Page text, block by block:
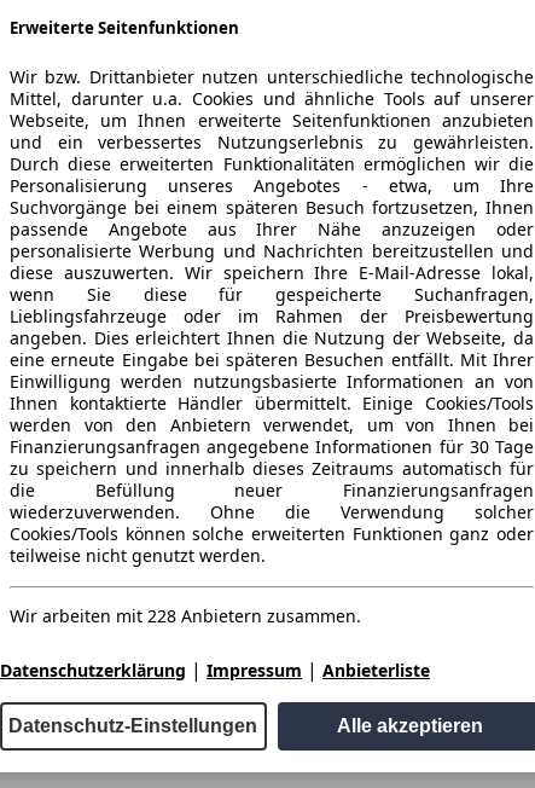
Erweiterte Seitenfunktionen
Wir bzw. Drittanbieter nutzen unterschiedliche technologische
Mittel, darunter u.a. Cookies und ähnliche Tools auf unserer
Webseite, um Ihnen erweiterte Seitenfunktionen anzubieten
und ein verbessertes Nutzungserlebnis zu gewährleisten.
Durch diese erweiterten Funktionalitäten ermöglichen wir die
Personalisierung unseres Angebotes - etwa, um Ihre
Suchvorgänge bei einem späteren Besuch fortzusetzen, Ihnen
passende Angebote aus Ihrer Nähe anzuzeigen oder
personalisierte Werbung und Nachrichten bereitzustellen und
diese auszuwerten. Wir speichern Ihre E-Mail-Adresse lokal,
wenn Sie diese für gespeicherte Suchanfragen,
Lieblingsfahrzeuge oder im Rahmen der Preisbewertung
angeben. Dies erleichtert Ihnen die Nutzung der Webseite, da
eine erneute Eingabe bei späteren Besuchen entfällt. Mit Ihrer
Einwilligung werden nutzungsbasierte Informationen an von
Ihnen kontaktierte Händler übermittelt. Einige Cookies/Tools
werden von den Anbietern verwendet, um von Ihnen bei
Finanzierungsanfragen angegebene Informationen für 30 Tage
zu speichern und innerhalb dieses Zeitraums automatisch für
die Befüllung neuer Finanzierungsanfragen
wiederzuverwenden. Ohne die Verwendung solcher
Cookies/Tools können solche erweiterten Funktionen ganz oder
teilweise nicht genutzt werden.
Wir arbeiten mit 228 Anbietern zusammen.
Datenschutzerklärung | Impressum | Anbieterliste
Datenschutz-Einstellungen Alle akzeptieren